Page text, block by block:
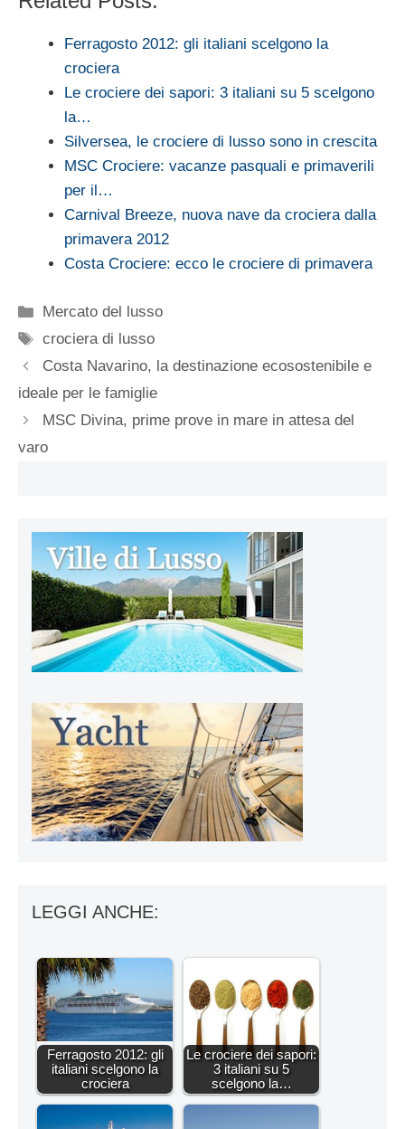
Ferragosto 2012: gli italiani scelgono la
crociera
Le crociere dei sapori: 3 italiani su 5 scelgono
la…
Silversea, le crociere di lusso sono in crescita
MSC Crociere: vacanze pasquali e primaverili
per il…
Carnival Breeze, nuova nave da crociera dalla
primavera 2012
Costa Crociere: ecco le crociere di primavera
Categorie
Mercato del lusso
Tag
crociera di lusso
Costa Navarino, la destinazione ecosostenibile e
ideale per le famiglie
MSC Divina, prime prove in mare in attesa del
varo
LEGGI ANCHE:
Ferragosto 2012: gli
italiani scelgono la
crociera
Le crociere dei sapori:
3 italiani su 5
scelgono la…